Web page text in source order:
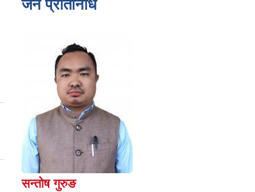
जन प्रतिनिधि
सन्तोष गुरुङ